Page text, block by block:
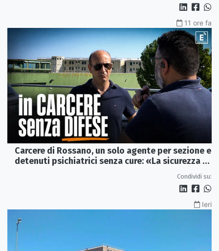
11 ore fa
Carcere di Rossano, un solo agente per sezione e
detenuti psichiatrici senza cure: «La sicurezza è
Condividi su:
Ieri